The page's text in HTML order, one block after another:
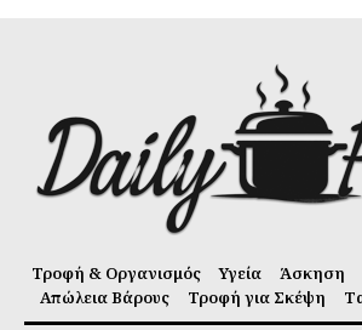
Τροφή & Οργανισμός Υγεία Άσκηση
Απώλεια Βάρους
Τροφή για Σκέψη